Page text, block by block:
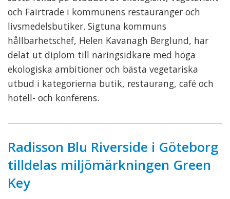
och Fairtrade i kommunens restauranger och
livsmedelsbutiker. Sigtuna kommuns
hållbarhetschef, Helen Kavanagh Berglund, har
delat ut diplom till näringsidkare med höga
ekologiska ambitioner och bästa vegetariska
utbud i kategorierna butik, restaurang, café och
hotell- och konferens.
Radisson Blu Riverside i Göteborg
tilldelas miljömärkningen Green
Key